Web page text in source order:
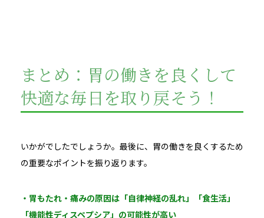
まとめ：胃の働きを良くして
快適な毎日を取り戻そう！
いかがでしたでしょうか。最後に、胃の働きを良くするため
の重要なポイントを振り返ります。
・胃もたれ・痛みの原因は「自律神経の乱れ」「食生活」
「機能性ディスペプシア」の可能性が高い